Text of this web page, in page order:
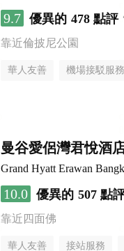
9.7 優異的 478 點評
靠近倫披尼公園
華人友善 機場接駁服務
曼谷愛侶灣君悅酒
Grand Hyatt Erawan
10.0 優異的 507 點
靠近四面佛
華人友善 接站服務